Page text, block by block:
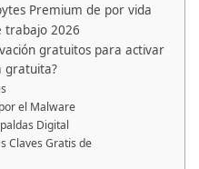
Premium de por vida
trabajo 2026
gratuitos para activar
gratuita?
el Malware
Digital
Claves Gratis de